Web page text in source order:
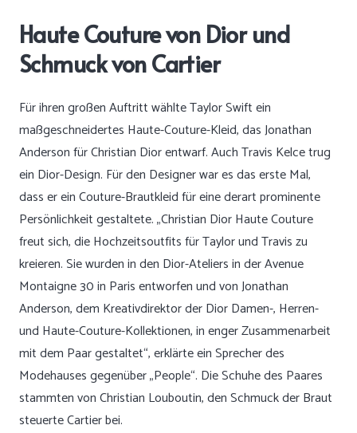
Haute Couture von Dior und
Schmuck von Cartier
Für ihren großen Auftritt wählte Taylor Swift ein
maßgeschneidertes Haute-Couture-Kleid, das Jonathan
Anderson für Christian Dior entwarf. Auch Travis Kelce trug
ein Dior-Design. Für den Designer war es das erste Mal,
dass er ein Couture-Brautkleid für eine derart prominente
Persönlichkeit gestaltete. „Christian Dior Haute Couture
freut sich, die Hochzeitsoutfits für Taylor und Travis zu
kreieren. Sie wurden in den Dior-Ateliers in der Avenue
Montaigne 30 in Paris entworfen und von Jonathan
Anderson, dem Kreativdirektor der Dior Damen-, Herren-
und Haute-Couture-Kollektionen, in enger Zusammenarbeit
mit dem Paar gestaltet“, erklärte ein Sprecher des
Modehauses gegenüber „People“. Die Schuhe des Paares
stammten von Christian Louboutin, den Schmuck der Braut
steuerte Cartier bei.